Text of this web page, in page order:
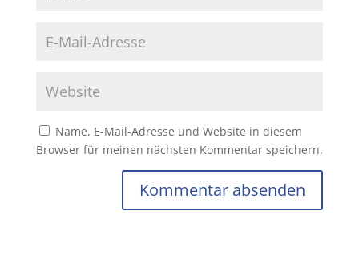
Name, E-Mail-Adresse und Website in diesem
Browser für meinen nächsten Kommentar speichern.